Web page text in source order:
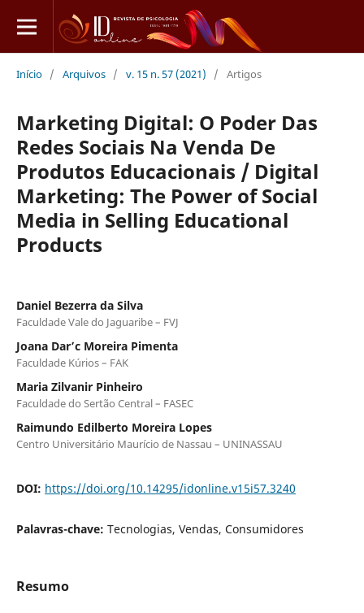
Início / Arquivos / v. 15 n. 57 (2021) / Artigos
Marketing Digital: O Poder Das
Redes Sociais Na Venda De
Produtos Educacionais / Digital
Marketing: The Power of Social
Media in Selling Educational
Products
Daniel Bezerra da Silva
Faculdade Vale do Jaguaribe – FVJ
Joana Dar’c Moreira Pimenta
Faculdade Kúrios – FAK
Maria Zilvanir Pinheiro
Faculdade do Sertão Central – FASEC
Raimundo Edilberto Moreira Lopes
Centro Universitário Maurício de Nassau – UNINASSAU
DOI: https://doi.org/10.14295/idonline.v15i57.3240
Palavras-chave: Tecnologias, Vendas, Consumidores
Resumo